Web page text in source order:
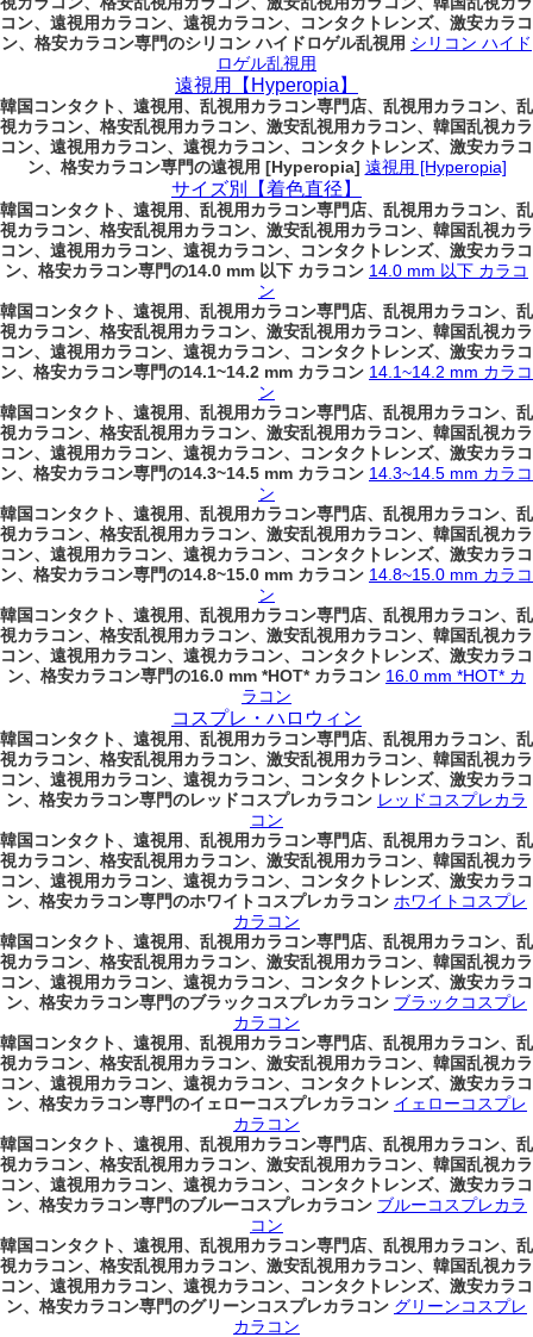
コン、遠視用カラコン、遠視カラコン、コンタクトレンズ、激安カラコ
ン、格安カラコン専門のシリコン ハイドロゲル乱視用 シリコン ハイド
ロゲル乱視用
遠視用【Hyperopia】
韓国コンタクト、遠視用、乱視用カラコン専門店、乱視用カラコン、乱
視カラコン、格安乱視用カラコン、激安乱視用カラコン、韓国乱視カラ
コン、遠視用カラコン、遠視カラコン、コンタクトレンズ、激安カラコ
ン、格安カラコン専門の遠視用 [Hyperopia] 遠視用 [Hyperopia]
サイズ別【着色直径】
韓国コンタクト、遠視用、乱視用カラコン専門店、乱視用カラコン、乱
視カラコン、格安乱視用カラコン、激安乱視用カラコン、韓国乱視カラ
コン、遠視用カラコン、遠視カラコン、コンタクトレンズ、激安カラコ
ン、格安カラコン専門の14.0 mm 以下 カラコン 14.0 mm 以下 カラコ
ン
韓国コンタクト、遠視用、乱視用カラコン専門店、乱視用カラコン、乱
視カラコン、格安乱視用カラコン、激安乱視用カラコン、韓国乱視カラ
コン、遠視用カラコン、遠視カラコン、コンタクトレンズ、激安カラコ
ン、格安カラコン専門の14.1~14.2 mm カラコン 14.1~14.2 mm カラコ
ン
韓国コンタクト、遠視用、乱視用カラコン専門店、乱視用カラコン、乱
視カラコン、格安乱視用カラコン、激安乱視用カラコン、韓国乱視カラ
コン、遠視用カラコン、遠視カラコン、コンタクトレンズ、激安カラコ
ン、格安カラコン専門の14.3~14.5 mm カラコン 14.3~14.5 mm カラコ
ン
韓国コンタクト、遠視用、乱視用カラコン専門店、乱視用カラコン、乱
視カラコン、格安乱視用カラコン、激安乱視用カラコン、韓国乱視カラ
コン、遠視用カラコン、遠視カラコン、コンタクトレンズ、激安カラコ
ン、格安カラコン専門の14.8~15.0 mm カラコン 14.8~15.0 mm カラコ
ン
韓国コンタクト、遠視用、乱視用カラコン専門店、乱視用カラコン、乱
視カラコン、格安乱視用カラコン、激安乱視用カラコン、韓国乱視カラ
コン、遠視用カラコン、遠視カラコン、コンタクトレンズ、激安カラコ
ン、格安カラコン専門の16.0 mm *HOT* カラコン 16.0 mm *HOT* カ
ラコン
コスプレ・ハロウィン
韓国コンタクト、遠視用、乱視用カラコン専門店、乱視用カラコン、乱
視カラコン、格安乱視用カラコン、激安乱視用カラコン、韓国乱視カラ
コン、遠視用カラコン、遠視カラコン、コンタクトレンズ、激安カラコ
ン、格安カラコン専門のレッドコスプレカラコン レッドコスプレカラ
コン
韓国コンタクト、遠視用、乱視用カラコン専門店、乱視用カラコン、乱
視カラコン、格安乱視用カラコン、激安乱視用カラコン、韓国乱視カラ
コン、遠視用カラコン、遠視カラコン、コンタクトレンズ、激安カラコ
ン、格安カラコン専門のホワイトコスプレカラコン ホワイトコスプレ
カラコン
韓国コンタクト、遠視用、乱視用カラコン専門店、乱視用カラコン、乱
視カラコン、格安乱視用カラコン、激安乱視用カラコン、韓国乱視カラ
コン、遠視用カラコン、遠視カラコン、コンタクトレンズ、激安カラコ
ン、格安カラコン専門のブラックコスプレカラコン ブラックコスプレ
カラコン
韓国コンタクト、遠視用、乱視用カラコン専門店、乱視用カラコン、乱
視カラコン、格安乱視用カラコン、激安乱視用カラコン、韓国乱視カラ
コン、遠視用カラコン、遠視カラコン、コンタクトレンズ、激安カラコ
ン、格安カラコン専門のイェローコスプレカラコン イェローコスプレ
カラコン
韓国コンタクト、遠視用、乱視用カラコン専門店、乱視用カラコン、乱
視カラコン、格安乱視用カラコン、激安乱視用カラコン、韓国乱視カラ
コン、遠視用カラコン、遠視カラコン、コンタクトレンズ、激安カラコ
ン、格安カラコン専門のブルーコスプレカラコン ブルーコスプレカラ
コン
韓国コンタクト、遠視用、乱視用カラコン専門店、乱視用カラコン、乱
視カラコン、格安乱視用カラコン、激安乱視用カラコン、韓国乱視カラ
コン、遠視用カラコン、遠視カラコン、コンタクトレンズ、激安カラコ
ン、格安カラコン専門のグリーンコスプレカラコン グリーンコスプレ
カラコン